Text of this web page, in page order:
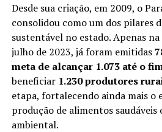
Desde sua criação, em 2009, o
consolidou como um dos pilares
sustentável no estado. Apenas
julho de 2023, já foram emitidas
meta de alcançar 1.073 até o
beneficiar 1.230 produtores
etapa, fortalecendo ainda mais o
produção de alimentos saudáveis
ambiental.